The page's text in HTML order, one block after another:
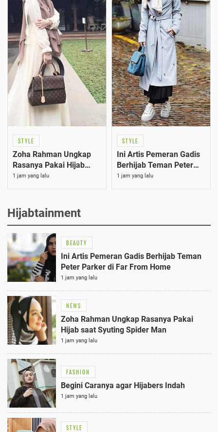
STYLE
Zoha Rahman Ungkap
Rasanya Pakai Hijab
saat Syuting Spider Man
1 jam yang lalu
STYLE
Ini Artis Pemeran Gadis
Berhijab Teman Peter
Parker di Far From
1 jam yang lalu
Hijabtainment
BEAUTY
Ini Artis Pemeran Gadis Berhijab Teman
Peter Parker di Far From Home
1 jam yang lalu
NEWS
Zoha Rahman Ungkap Rasanya Pakai
Hijab saat Syuting Spider Man
1 jam yang lalu
FASHION
Begini Caranya agar Hijabers Indah
1 jam yang lalu
STYLE